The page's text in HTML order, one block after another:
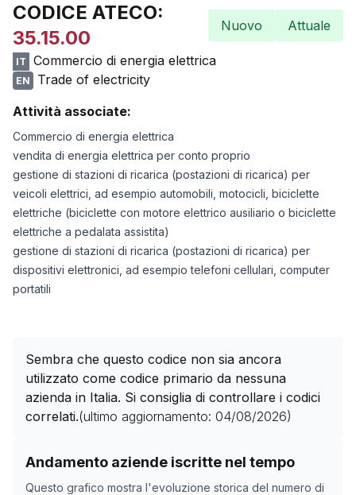
CODICE ATECO:
35.15.00
Nuovo Attuale
IT Commercio di energia elettrica
EN
Trade of electricity
Attività associate:
Commercio di energia elettrica
vendita di energia elettrica per conto proprio
gestione di stazioni di ricarica (postazioni di ricarica) per
veicoli elettrici, ad esempio automobili, motocicli, biciclette
elettriche (biciclette con motore elettrico ausiliario o biciclette
elettriche a pedalata assistita)
gestione di stazioni di ricarica (postazioni di ricarica) per
dispositivi elettronici, ad esempio telefoni cellulari, computer
portatili
Sembra che questo codice non sia ancora
utilizzato come codice primario da nessuna
azienda in Italia. Si consiglia di controllare i codici
correlati.(ultimo aggiornamento: 04/08/2026)
Andamento aziende iscritte nel tempo
Questo grafico mostra l'evoluzione storica del numero di
Storico numero di aziende con codice ATECO
Data rilevazione